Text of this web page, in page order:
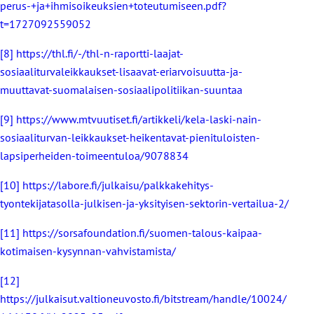
perus-+ja+ihmisoikeuksien+toteutumiseen.pdf?
t=1727092559052
[8] https://thl.fi/-/thl-n-raportti-laajat-
sosiaaliturvaleikkaukset-lisaavat-eriarvoisuutta-ja-
muuttavat-suomalaisen-sosiaalipolitiikan-suuntaa
[9] https://www.mtvuutiset.fi/artikkeli/kela-laski-nain-
sosiaaliturvan-leikkaukset-heikentavat-pienituloisten-
lapsiperheiden-toimeentuloa/9078834
[10] https://labore.fi/julkaisu/palkkakehitys-
tyontekijatasolla-julkisen-ja-yksityisen-sektorin-vertailua-2/
[11] https://sorsafoundation.fi/suomen-talous-kaipaa-
kotimaisen-kysynnan-vahvistamista/
[12]
https://julkaisut.valtioneuvosto.fi/bitstream/handle/10024/